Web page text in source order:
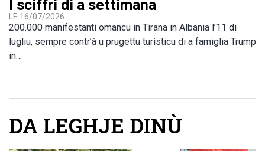
I sciffri di a settimana
LE 16/07/2026
200.000 manifestanti omancu in Tirana in Albania l’11 di
lugliu, sempre contr’à u prugettu turìsticu di a famiglia Trump
in…
DA LEGHJE DINÙ